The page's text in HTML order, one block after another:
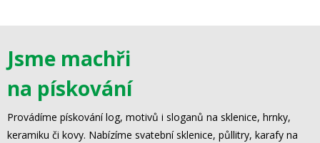
Jsme machři
na pískování
Provádíme pískování log, motivů i sloganů na sklenice, hrnky,
keramiku či kovy. Nabízíme svatební sklenice, půllitry, karafy na